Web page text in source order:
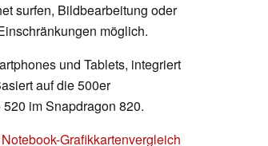
surfen, Bildbearbeitung oder
möglich.
und Tablets, integriert
auf die 500er
im Snapdragon 820.
Notebook-Grafikkartenvergleich